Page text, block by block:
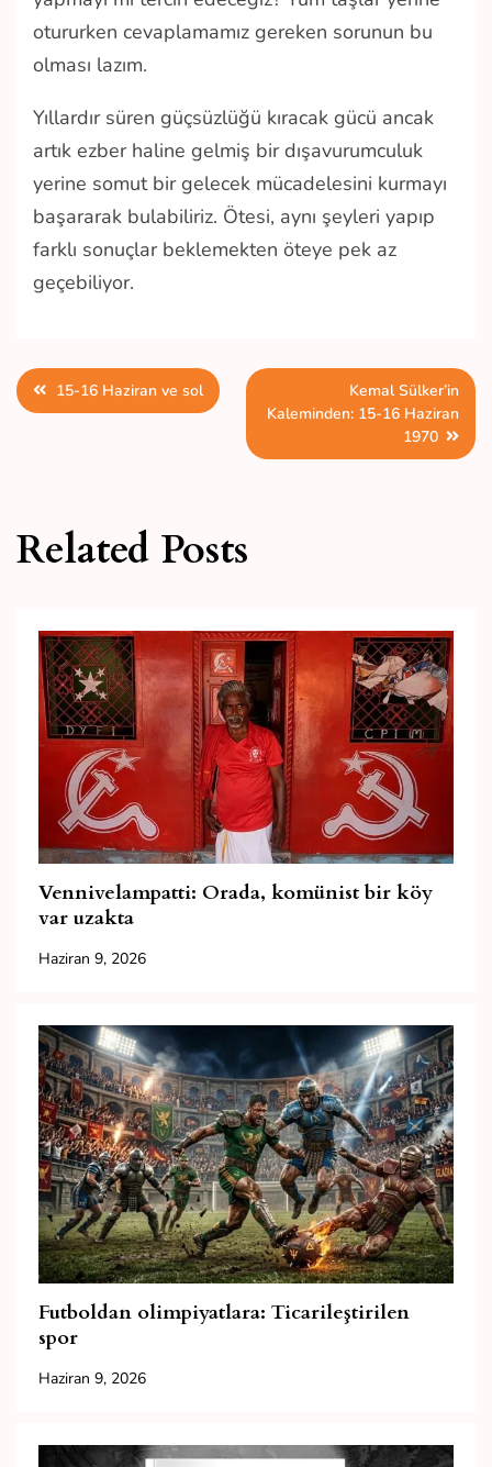
otururken cevaplamamız gereken sorunun bu
olması lazım.
Yıllardır süren güçsüzlüğü kıracak gücü ancak
artık ezber haline gelmiş bir dışavurumculuk
yerine somut bir gelecek mücadelesini kurmayı
başararak bulabiliriz. Ötesi, aynı şeyleri yapıp
farklı sonuçlar beklemekten öteye pek az
geçebiliyor.
Yazı15-16 Haziran ve sol
Kemal Sülker’in
Kaleminden: 15-16 Haziran
1970
Related Posts
Vennivelampatti: Orada, komünist bir köy
var uzakta
Haziran 9, 2026
Futboldan olimpiyatlara: Ticarileştirilen
spor
Haziran 9, 2026